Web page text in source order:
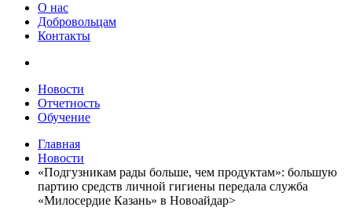
О нас
Добровольцам
Контакты
Новости
Отчетность
Обучение
Главная
Новости
«Подгузникам рады больше, чем продуктам»: большую
партию средств личной гигиены передала служба
«Милосердие Казань» в Новоайдар>